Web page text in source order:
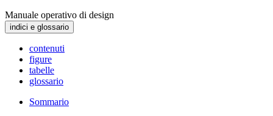
Manuale operativo di design
indici e glossario
contenuti
figure
tabelle
glossario
Sommario